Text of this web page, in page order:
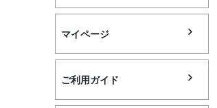
マイページ
ご利用ガイド